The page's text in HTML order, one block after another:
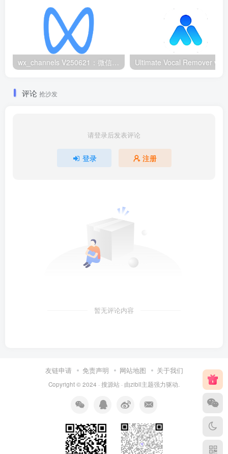
评论 抢沙发
请登录后发表评论
登录 注册
暂无评论内容
友链申请 免责声明 网站地图 关于我们
Copyright © 2024 · 搜源站 · 由zibll主题强力驱动.